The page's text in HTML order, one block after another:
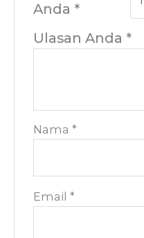
Anda *
Ulasan Anda *
Nama*
Email*